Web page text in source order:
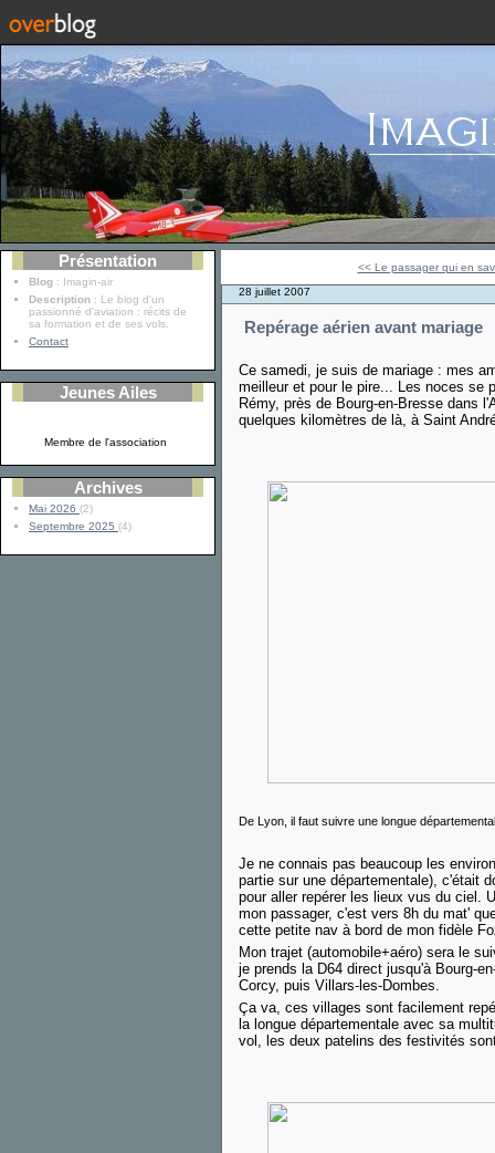
Présentation
Blog : Imagin-air
Description : Le blog d'un
passionné d'aviation : récits de
sa formation et de ses vols.
Contact
Jeunes Ailes
Membre de l'association
Archives
Mai 2026 (2)
Septembre 2025 (4)
<< Le passager qui en
28 juillet 2007
Repérage aérien avant mariage
Ce samedi, je suis de mariage : mes
meilleur et pour le pire... Les noces se
Rémy, près de Bourg-en-Bresse dans
quelques kilomètres de là, à Saint
De Lyon, il faut suivre une longue
Je ne connais pas beaucoup les
partie sur une départementale), c'était
pour aller repérer les lieux vus du ciel.
mon passager, c'est vers 8h du mat'
cette petite nav à bord de mon fidèle
Mon trajet (automobile+aéro) sera le
je prends la D64 direct jusqu'à Bourg-
Corcy, puis Villars-les-Dombes.
Ça va, ces villages sont facilement
la longue départementale avec sa
vol, les deux patelins des festivités